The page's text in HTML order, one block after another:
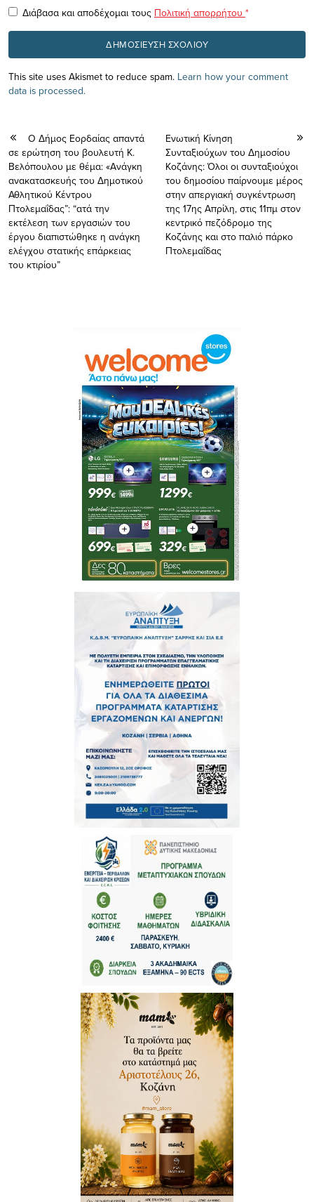
Διάβασα και αποδέχομαι τους Πολιτική απορρήτου *
This site uses Akismet to reduce spam. Learn how your comment
data is processed.
O Δήμος Εορδαίας απαντά
σε ερώτηση του βουλευτή Κ.
Βελόπουλου με θέμα: «Ανάγκη
ανακατασκευής του Δημοτικού
Αθλητικού Κέντρου
Πτολεμαΐδας”: “ατά την
εκτέλεση των εργασιών του
έργου διαπιστώθηκε η ανάγκη
ελέγχου στατικής επάρκειας
του κτιρίου”
Ενωτική Κίνηση
Συνταξιούχων του Δημοσίου
Κοζάνης: Όλοι οι συνταξιούχοι
του δημοσίου παίρνουμε μέρος
στην απεργιακή συγκέντρωση
της 17ης Απρίλη, στις 11πμ στον
κεντρικό πεζόδρομο της
Κοζάνης και στο παλιό πάρκο
Πτολεμαΐδας